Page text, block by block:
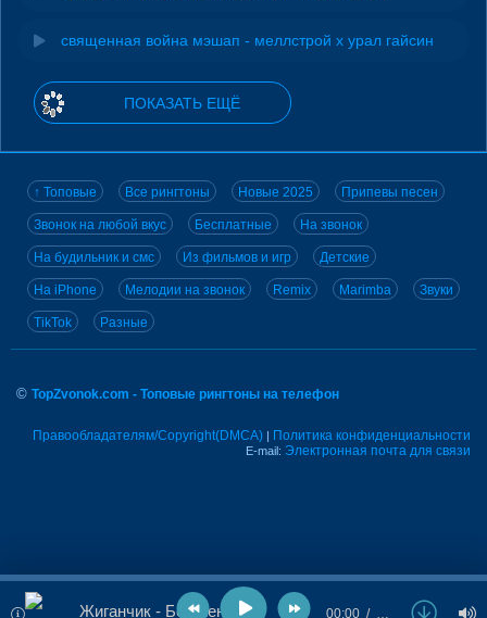
священная война мэшап - меллстрой х урал гайсин
ПОКАЗАТЬ ЕЩЁ
↑ Топовые Все рингтоны Новые 2025 Припевы песен
Звонок на любой вкус Бесплатные На звонок
На будильник и смс Из фильмов и игр Детские
На iPhone Мелодии на звонок Remix Marimba Звуки
TikTok Разные
© TopZvonok.com - Топовые рингтоны на телефон
Правообладателям/Copyright(DMCA) | Политика конфиденциальности
E-mail: Электронная почта для связи
Жиганчик - Без жены 00:00 …